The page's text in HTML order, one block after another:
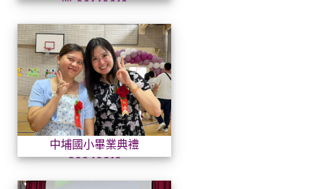
習-20140619
中埔國小畢業典禮20240612
中埔國小畢業典禮
20240612